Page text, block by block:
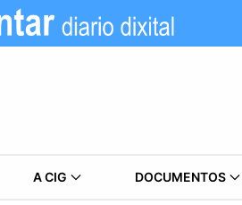
A CIG DOCUMENTOS